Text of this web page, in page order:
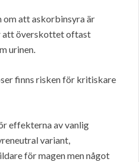
om att askorbinsyra är
att överskottet oftast
urinen.
finns risken för kritiskare
effekterna av vanlig
variant,
för magen men något